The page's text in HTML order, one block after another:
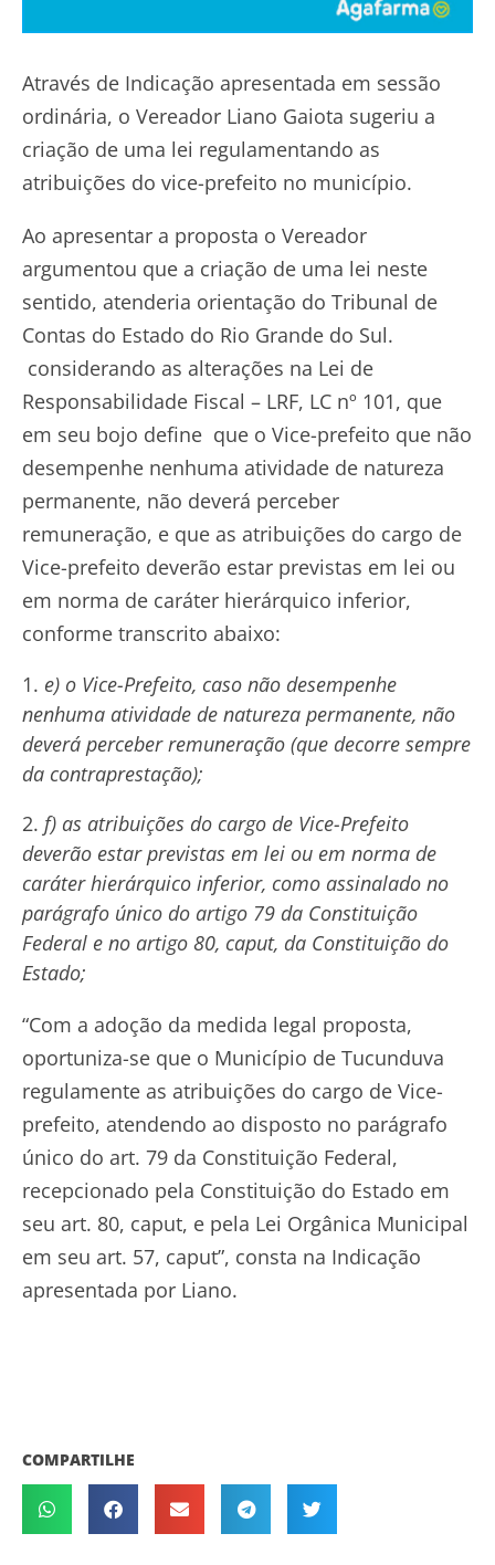
Através de Indicação apresentada em sessão
ordinária, o Vereador Liano Gaiota sugeriu a
criação de uma lei regulamentando as
atribuições do vice-prefeito no município.
Ao apresentar a proposta o Vereador
argumentou que a criação de uma lei neste
sentido, atenderia orientação do Tribunal de
Contas do Estado do Rio Grande do Sul.
considerando as alterações na Lei de
Responsabilidade Fiscal – LRF, LC nº 101, que
em seu bojo define que o Vice-prefeito que não
desempenhe nenhuma atividade de natureza
permanente, não deverá perceber
remuneração, e que as atribuições do cargo de
Vice-prefeito deverão estar previstas em lei ou
em norma de caráter hierárquico inferior,
conforme transcrito abaixo:
e) o Vice-Prefeito, caso não desempenhe
nenhuma atividade de natureza permanente, não
deverá perceber remuneração (que decorre sempre
da contraprestação);
f) as atribuições do cargo de Vice-Prefeito
deverão estar previstas em lei ou em norma de
caráter hierárquico inferior, como assinalado no
parágrafo único do artigo 79 da Constituição
Federal e no artigo 80, caput, da Constituição do
Estado;
“Com a adoção da medida legal proposta,
oportuniza-se que o Município de Tucunduva
regulamente as atribuições do cargo de Vice-
prefeito, atendendo ao disposto no parágrafo
único do art. 79 da Constituição Federal,
recepcionado pela Constituição do Estado em
seu art. 80, caput, e pela Lei Orgânica Municipal
em seu art. 57, caput”, consta na Indicação
apresentada por Liano.
COMPARTILHE